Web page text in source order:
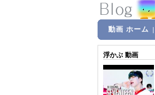
動画 ホーム
浮かぶ 動画